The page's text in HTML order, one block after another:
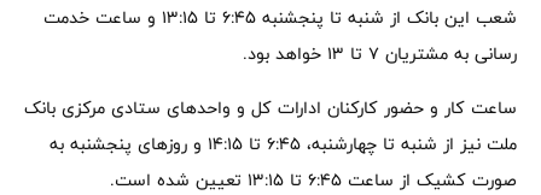
شعب این بانک از شنبه تا پنجشنبه ۶:۴۵ تا ۱۳:۱۵ و ساعت خدمت
رسانی به مشتریان ۷ تا ۱۳ خواهد بود.
ساعت کار و حضور کارکنان ادارات کل و واحدهای ستادی مرکزی بانک
ملت نیز از شنبه تا چهارشنبه، ۶:۴۵ تا ۱۴:۱۵ و روزهای پنجشنبه به
صورت کشیک از ساعت ۶:۴۵ تا ۱۳:۱۵ تعیین شده است.